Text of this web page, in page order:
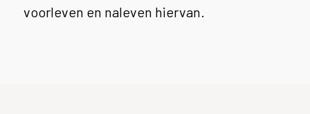
voorleven en naleven hiervan.